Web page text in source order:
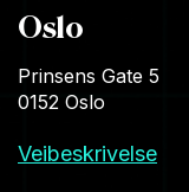
Oslo
Prinsens Gate 5
0152 Oslo
Veibeskrivelse